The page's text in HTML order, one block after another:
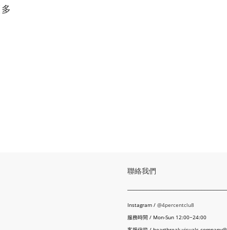
聯絡我們
Instagram / @4percentclu8
服務時間 / Mon-Sun 12:00~24:00